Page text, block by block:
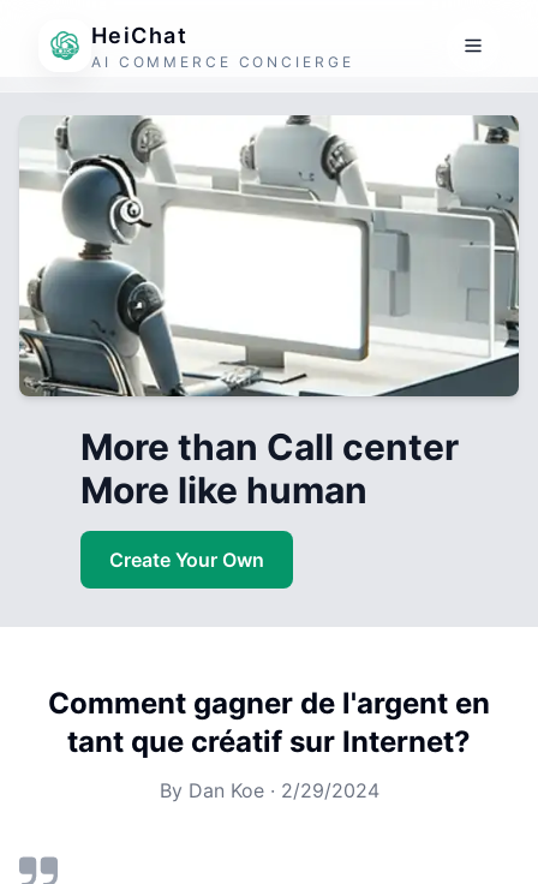
HeiChat
AI COMMERCE CONCIERGE
More than Call center
More like human
Create Your Own
Comment gagner de l'argent en
tant que créatif sur Internet?
By Dan Koe· 2/29/2024